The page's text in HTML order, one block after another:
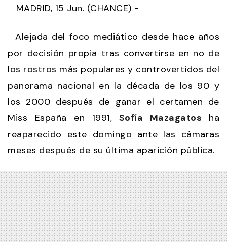
MADRID, 15 Jun. (CHANCE) -
Alejada del foco mediático desde hace años
por decisión propia tras convertirse en no de
los rostros más populares y controvertidos del
panorama nacional en la década de los 90 y
los 2000 después de ganar el certamen de
Miss España en 1991, Sofía Mazagatos ha
reaparecido este domingo ante las cámaras
meses después de su última aparición pública.